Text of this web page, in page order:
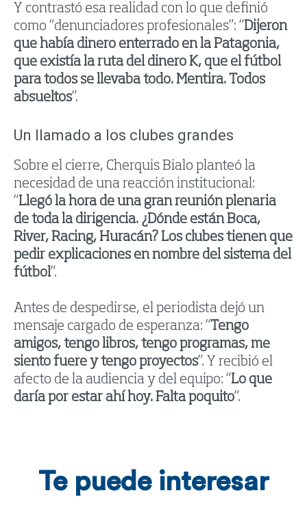
Y contrastó esa realidad con lo que definió
como “denunciadores profesionales”: “Dijeron
que había dinero enterrado en la Patagonia,
que existía la ruta del dinero K, que el fútbol
para todos se llevaba todo. Mentira. Todos
absueltos”.
Un llamado a los clubes grandes
Sobre el cierre, Cherquis Bialo planteó la
necesidad de una reacción institucional:
“Llegó la hora de una gran reunión plenaria
de toda la dirigencia. ¿Dónde están Boca,
River, Racing, Huracán? Los clubes tienen que
pedir explicaciones en nombre del sistema del
fútbol”.
Antes de despedirse, el periodista dejó un
mensaje cargado de esperanza: “Tengo
amigos, tengo libros, tengo programas, me
siento fuere y tengo proyectos”. Y recibió el
afecto de la audiencia y del equipo: “Lo que
daría por estar ahí hoy. Falta poquito”.
Te puede interesar